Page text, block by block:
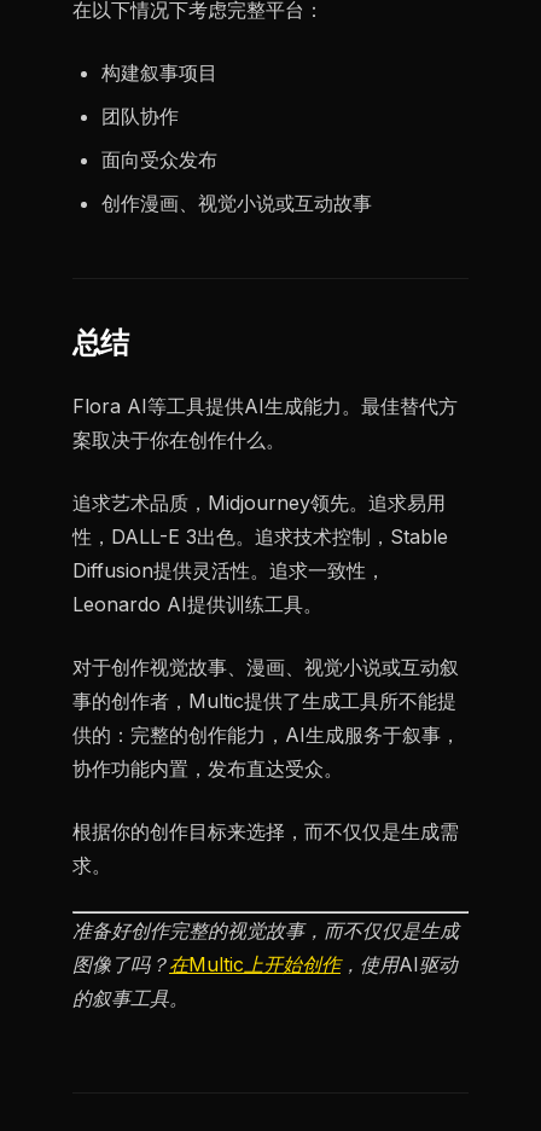
在以下情况下考虑完整平台：
构建叙事项目
团队协作
面向受众发布
创作漫画、视觉小说或互动故事
总结
Flora AI等工具提供AI生成能力。最佳替代方
案取决于你在创作什么。
追求艺术品质，Midjourney领先。追求易用
性，DALL-E 3出色。追求技术控制，Stable
Diffusion提供灵活性。追求一致性，
Leonardo AI提供训练工具。
对于创作视觉故事、漫画、视觉小说或互动叙
事的创作者，Multic提供了生成工具所不能提
供的：完整的创作能力，AI生成服务于叙事，
协作功能内置，发布直达受众。
根据你的创作目标来选择，而不仅仅是生成需
求。
准备好创作完整的视觉故事，而不仅仅是生成
图像了吗？在Multic上开始创作，使用AI驱动
的叙事工具。